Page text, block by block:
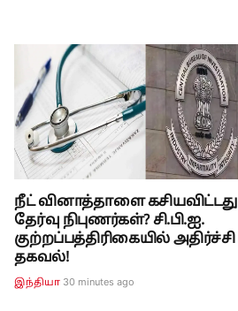
நீட் வினாத்தாளை கசியவிட்டது
தேர்வு நிபுணர்கள்? சி.பி.ஐ.
குற்றப்பத்திரிகையில் அதிர்ச்சி
தகவல்!
இந்தியா 30 minutes ago